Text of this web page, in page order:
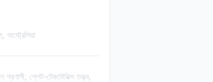
অস্ট্রেলিয়া
প্লেট-টেকটোনিক্স তত্ত্ব,